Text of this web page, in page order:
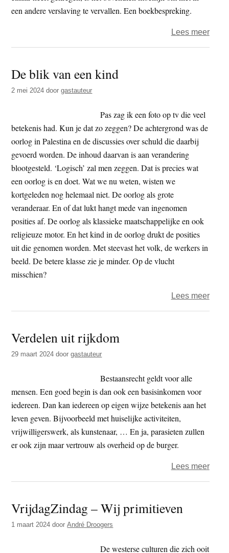
een andere verslaving te vervallen. Een boekbespreking.
Lees meerover
De blik van een kind
2 mei 2024 doorgastauteur
Pas zag ik een foto op tv die veel
betekenis had. Kun je dat zo zeggen? De achtergrond was de
oorlog in Palestina en de discussies over schuld die daarbij
gevoerd worden. De inhoud daarvan is aan verandering
blootgesteld. ‘Logisch’ zal men zeggen. Dat is precies wat
een oorlog is en doet. Wat we nu weten, wisten we
kortgeleden nog helemaal niet. De oorlog als grote
veranderaar. En of dat lukt hangt mede van ingenomen
posities af. De oorlog als klassieke maatschappelijke en ook
religieuze motor. En het kind in de oorlog drukt de posities
uit die genomen worden. Met steevast het volk, de werkers in
beeld. De betere klasse zie je minder. Op de vlucht
misschien?
Lees meerover
Verdelen uit rijkdom
29 maart 2024 doorgastauteur
Bestaansrecht geldt voor alle
mensen. Een goed begin is dan ook een basisinkomen voor
iedereen. Dan kan iedereen op eigen wijze betekenis aan het
leven geven. Bijvoorbeeld met huiselijke activiteiten,
vrijwilligerswerk, als kunstenaar, … En ja, parasieten zullen
er ook zijn maar vertrouw als overheid op de burger.
Lees meerover
VrijdagZindag – Wij primitieven
1 maart 2024 doorAndré Droogers
De westerse culturen die zich ooit